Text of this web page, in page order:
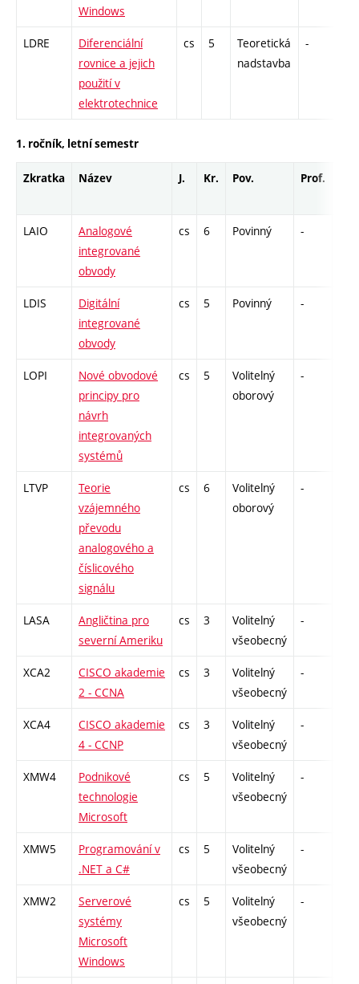
Windows
LDRE
Diferenciální
rovnice a jejich
použití v
elektrotechnice
cs 5
Teoretická
nadstavba
-
1. ročník, letní semestr
Zkratka Název J. Kr. Pov. Prof.
LAIO
Analogové
integrované
obvody
cs 6 Povinný -
LDIS
Digitální
integrované
obvody
cs 5 Povinný -
LOPI
Nové obvodové
principy pro
návrh
integrovaných
systémů
cs 5
Volitelný
oborový
-
LTVP
Teorie
vzájemného
převodu
analogového a
číslicového
signálu
cs 6
Volitelný
oborový
-
LASA
Angličtina pro
severní Ameriku
cs 3
Volitelný
všeobecný
-
XCA2
CISCO akademie
2 - CCNA
cs 3
Volitelný
všeobecný
-
XCA4
CISCO akademie
4 - CCNP
cs 3
Volitelný
všeobecný
-
XMW4
Podnikové
technologie
Microsoft
cs 5
Volitelný
všeobecný
-
XMW5
Programování v
.NET a C#
cs 5
Volitelný
všeobecný
-
XMW2
Serverové
systémy
Microsoft
Windows
cs 5
Volitelný
všeobecný
-